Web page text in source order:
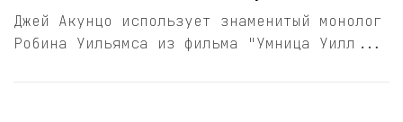
Джей Акунцо использует знаменитый монолог
Робина Уильямса из фильма "Умница Уилл...